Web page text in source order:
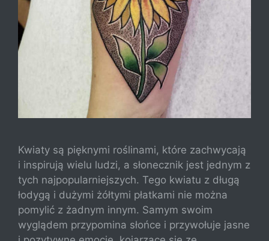
Kwiaty są pięknymi roślinami, które zachwycają
i inspirują wielu ludzi, a słonecznik jest jednym z
tych najpopularniejszych. Tego kwiatu z długą
łodygą i dużymi żółtymi płatkami nie można
pomylić z żadnym innym. Samym swoim
wyglądem przypomina słońce i przywołuje jasne